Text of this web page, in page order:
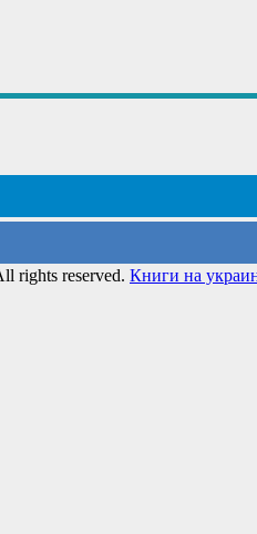
rights reserved. Книги на